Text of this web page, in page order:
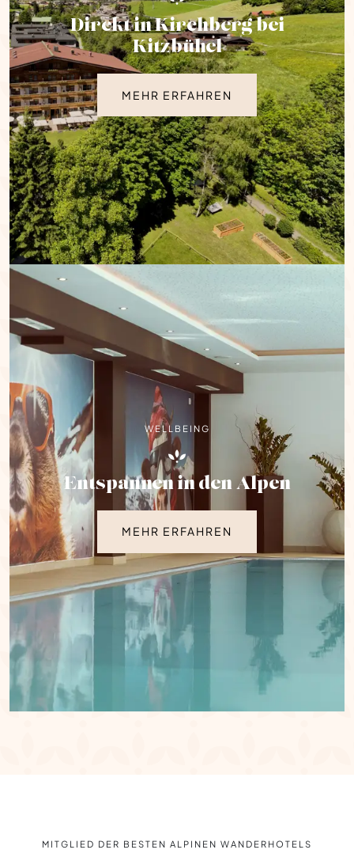
Direkt in Kirchberg bei
Kitzbühel
MEHR ERFAHREN
WELLBEING
Entspannen in den Alpen
MEHR ERFAHREN
MITGLIED DER BESTEN ALPINEN WANDERHOTELS